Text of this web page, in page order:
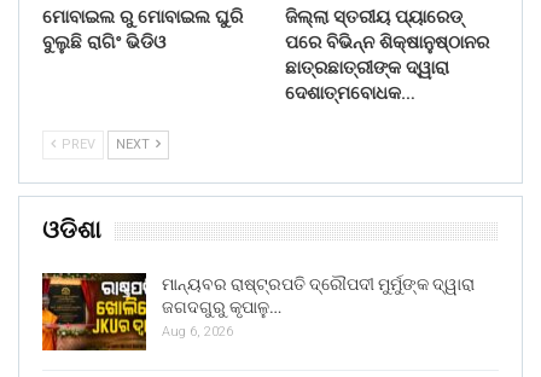
ମୋବାଇଲ ରୁ ମୋବାଇଲ ଘୁରି
ବୁଲୁଛି ରାଗିଂ ଭିଡିଓ
ଜିଲ୍ଲା ସ୍ତରୀୟ ପ୍ୟାରେଡ୍
ପରେ ବିଭିନ୍ନ ଶିକ୍ଷାନୁଷ୍ଠାନର
ଛାତ୍ରଛାତ୍ରୀଙ୍କ ଦ୍ୱାରା
ଦେଶାତ୍ମବୋଧକ…
PREV NEXT
ଓଡିଶା
ମାନ୍ୟବର ରାଷ୍ଟ୍ରପତି ଦ୍ରୌପଦୀ ମୁର୍ମୁଙ୍କ ଦ୍ୱାରା
ଜଗଦଗୁରୁ କୃପାଳୁ…
Aug 6, 2026